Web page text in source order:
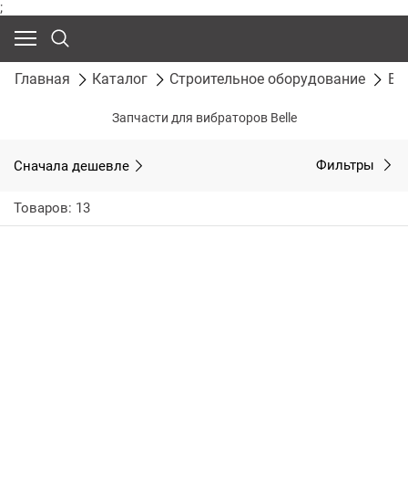
;
Главная Каталог Строительное оборудование
Запчасти для вибраторов Belle
Сначала дешевле Фильтры
Товаров: 13